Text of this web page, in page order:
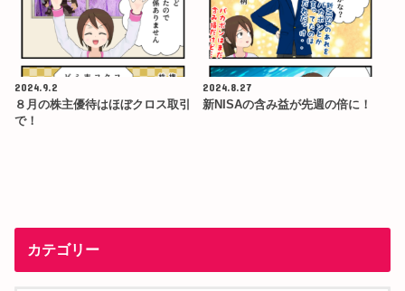
2024.9.2
８月の株主優待はほぼクロス取引
で！
2024.8.27
新NISAの含み益が先週の倍に！
カテゴリー